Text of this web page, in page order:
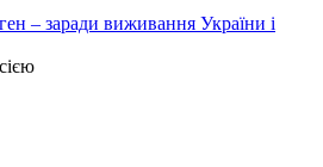
– заради виживання України і